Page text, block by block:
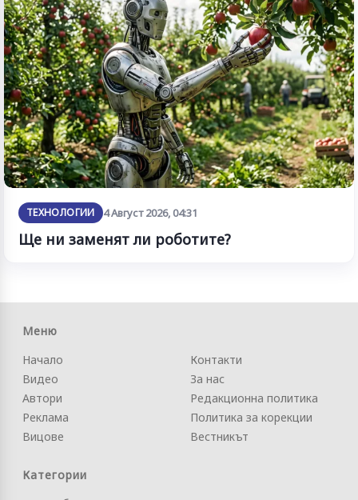
ТЕХНОЛОГИИ 4 Август 2026, 04:31
Ще ни заменят ли роботите?
Меню
Начало
Видео
Автори
Реклама
Вицове
Контакти
За нас
Редакционна политика
Политика за корекции
Вестникът
Категории